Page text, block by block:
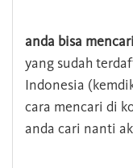
anda bisa
yang sudah
Indonesia
cara mencari di
anda cari nanti